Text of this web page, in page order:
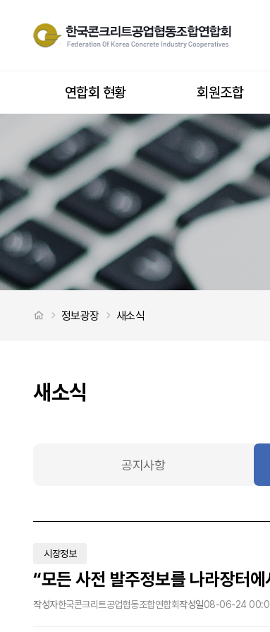
연합회 현황 회원조합
처음으로
정보광장 새소식
새소식
공지사항
시장정보
“모든 사전 발주정보를 나라장터
작성자한국콘크리트공업협동조합연합회작성일08-06-24